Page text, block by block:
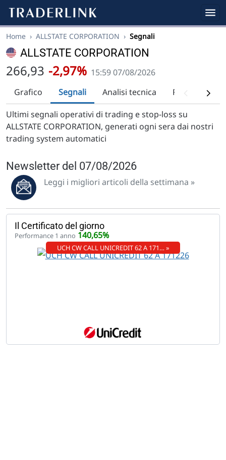
Home › ALLSTATE CORPORATION › Segnali
ALLSTATE CORPORATION
266,93 -2,97% 15:59 07/08/2026
Grafico
Segnali Analisi tecnica
Ultimi segnali operativi di trading e stop-loss su
ALLSTATE CORPORATION, generati ogni sera dai nostri
trading system automatici
Newsletter del 07/08/2026
Leggi i migliori articoli della settimana »
Il Certificato del giorno
Performance 1 anno 140,65%
UCH CW CALL UNICREDIT 62 A 171… »